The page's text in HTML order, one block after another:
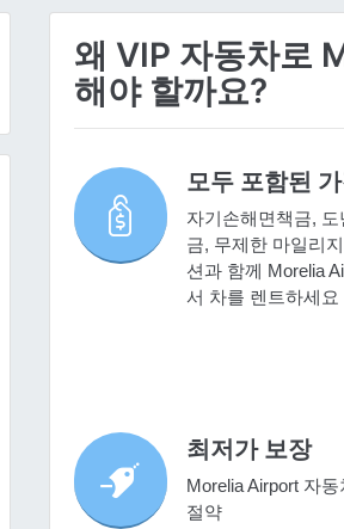
왜 VIP 자동차로
해야 할까요?
모두 포함된
자기손해면책금, 도
금, 무제한 마일리
션과 함께 Morelia
서 차를 렌트하세요
최저가 보장
Morelia Airport 자
절약